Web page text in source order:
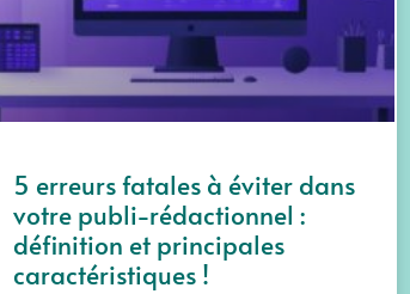
5 erreurs fatales à éviter dans
votre publi-rédactionnel :
définition et principales
caractéristiques !